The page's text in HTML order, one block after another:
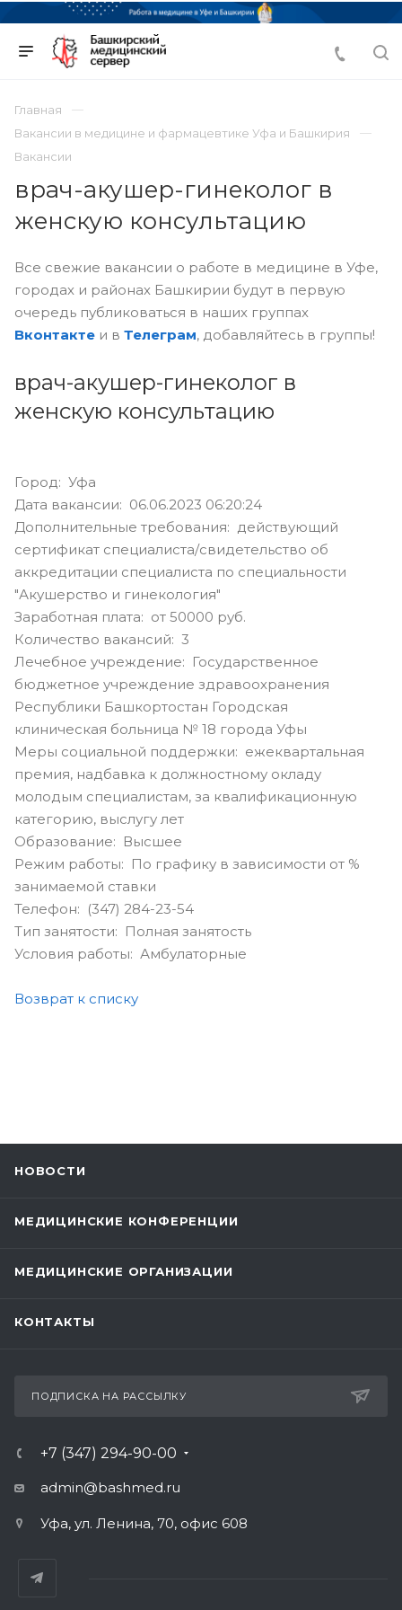
Главная
Вакансии в медицине и фармацевтике Уфа и Башкирия
Вакансии
врач-акушер-гинеколог в
женскую консультацию
Все свежие вакансии о работе в медицине в Уфе,
городах и районах Башкирии будут в первую
очередь публиковаться в наших группах
Вконтакте и в Телеграм, добавляйтесь в группы!
врач-акушер-гинеколог в
женскую консультацию
Город: Уфа
Дата вакансии: 06.06.2023 06:20:24
Дополнительные требования: действующий
сертификат специалиста/свидетельство об
аккредитации специалиста по специальности
"Акушерство и гинекология"
Заработная плата: от 50000 руб.
Количество вакансий: 3
Лечебное учреждение: Государственное
бюджетное учреждение здравоохранения
Республики Башкортостан Городская
клиническая больница № 18 города Уфы
Меры социальной поддержки: ежеквартальная
премия, надбавка к должностному окладу
молодым специалистам, за квалификационную
категорию, выслугу лет
Образование: Высшее
Режим работы: По графику в зависимости от %
занимаемой ставки
Телефон: (347) 284-23-54
Тип занятости: Полная занятость
Условия работы: Амбулаторные
Возврат к списку
НОВОСТИ
МЕДИЦИНСКИЕ КОНФЕРЕНЦИИ
МЕДИЦИНСКИЕ ОРГАНИЗАЦИИ
КОНТАКТЫ
ПОДПИСКА НА РАССЫЛКУ
+7 (347) 294-90-00
admin@bashmed.ru
Уфа, ул. Ленина, 70, офис 608